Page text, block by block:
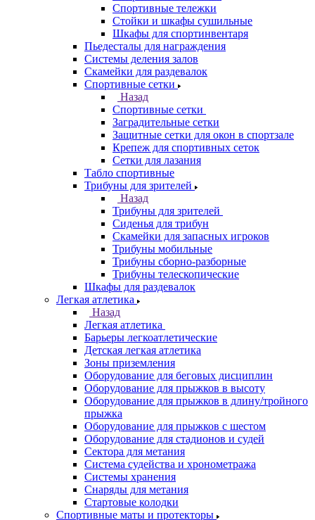
Спортивные тележки
Стойки и шкафы сушильные
Шкафы для спортинвентаря
Пьедесталы для награждения
Системы деления залов
Скамейки для раздевалок
Спортивные сетки
Назад
Спортивные сетки
Заградительные сетки
Защитные сетки для окон в спортзале
Крепеж для спортивных сеток
Сетки для лазания
Табло спортивные
Трибуны для зрителей
Назад
Трибуны для зрителей
Сиденья для трибун
Скамейки для запасных игроков
Трибуны мобильные
Трибуны сборно-разборные
Трибуны телескопические
Шкафы для раздевалок
Легкая атлетика
Назад
Легкая атлетика
Барьеры легкоатлетические
Детская легкая атлетика
Зоны приземления
Оборудование для беговых дисциплин
Оборудование для прыжков в высоту
Оборудование для прыжков в длину/тройного
прыжка
Оборудование для прыжков с шестом
Оборудование для стадионов и судей
Сектора для метания
Система судейства и хронометража
Системы хранения
Снаряды для метания
Стартовые колодки
Спортивные маты и протекторы